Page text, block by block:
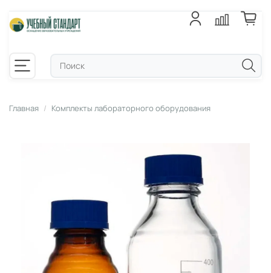
Главная Комплекты лабораторного оборудования